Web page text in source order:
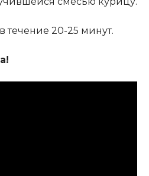
течение 20-25 минут.